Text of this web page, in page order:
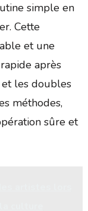
simple en
Cette
et une
après
les doubles
méthodes,
sûre et